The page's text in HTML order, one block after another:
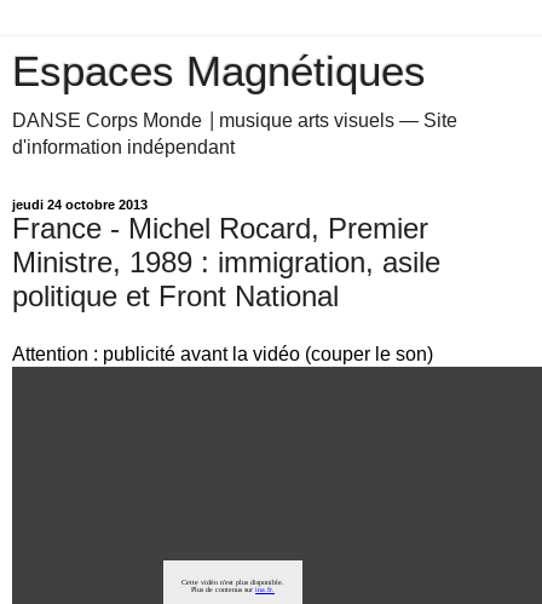
Espaces Magnétiques
DANSE Corps Monde ⎥ musique arts visuels — Site
d'information indépendant
jeudi 24 octobre 2013
France - Michel Rocard, Premier
Ministre, 1989 : immigration, asile
politique et Front National
Attention : publicité avant la vidéo (couper le son)